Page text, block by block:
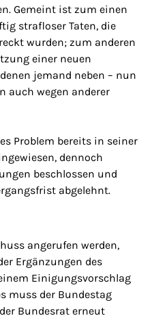
Gemeint ist zum einen
strafloser Taten, die
wurden; zum anderen
einer neuen
jemand neben – nun
auch wegen anderer
Problem bereits in seiner
dennoch
beschlossen und
abgelehnt.
angerufen werden,
Ergänzungen des
Einigungsvorschlag
muss der Bundestag
Bundesrat erneut